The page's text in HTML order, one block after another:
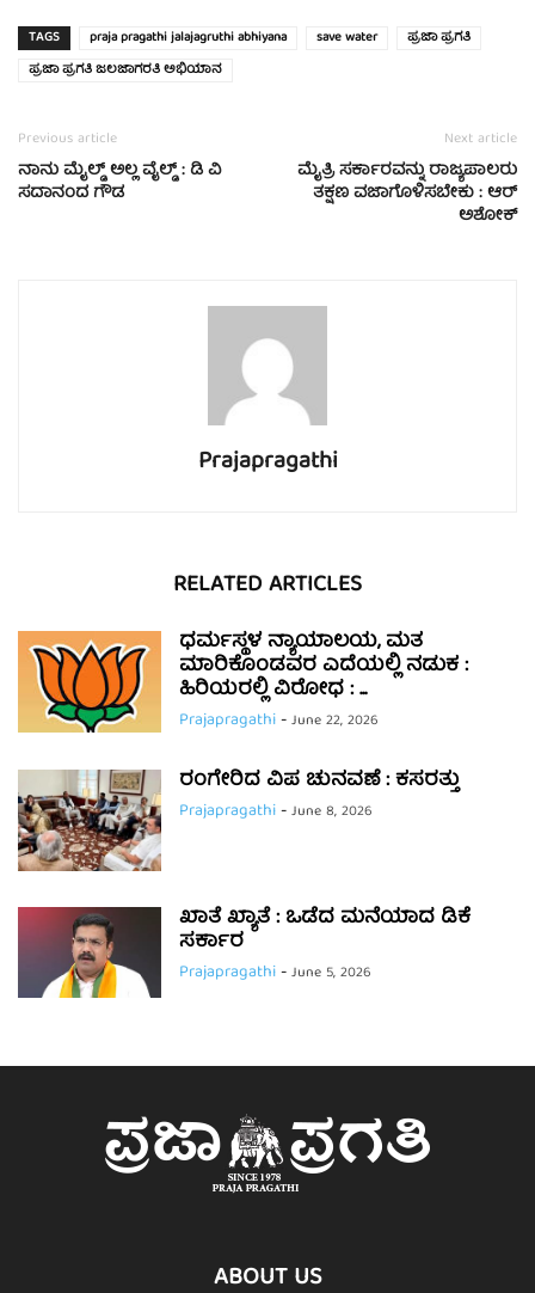
TAGS praja pragathi jalajagruthi abhiyana save water
ಪ್ರಜಾ ಪ್ರಗತಿ
ಪ್ರಜಾ ಪ್ರಗತಿ ಜಲಜಾಗರತಿ ಅಭಿಯಾನ
Previous article
ನಾನು ಮೈಲ್ಡ್ ಅಲ್ಲ ವೈಲ್ಡ್ : ಡಿ ವಿ
ಸದಾನಂದ ಗೌಡ
Next article
ಮೈತ್ರಿ ಸರ್ಕಾರವನ್ನು ರಾಜ್ಯಪಾಲರು
ತಕ್ಷಣ ವಜಾಗೊಳಿಸಬೇಕು : ಆರ್
ಅಶೋಕ್
Prajapragathi
RELATED ARTICLES
ಧರ್ಮಸ್ಥಳ ನ್ಯಾಯಾಲಯ, ಮತ
ಮಾರಿಕೊಂಡವರ ಎದೆಯಲ್ಲಿ ನಡುಕ :
ಹಿರಿಯರಲ್ಲಿ ವಿರೋಧ : ...
Prajapragathi-June 22, 2026
ರಂಗೇರಿದ ವಿಪ ಚುನವಣೆ : ಕಸರತ್ತು
Prajapragathi-June 8, 2026
ಖಾತೆ ಖ್ಯಾತೆ : ಒಡೆದ ಮನೆಯಾದ ಡಿಕೆ
ಸರ್ಕಾರ
Prajapragathi-June 5, 2026
ABOUT US